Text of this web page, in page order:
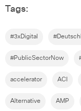
Tags:
#3xDigital
#PublicSectorNow
accelerator ACI
Alternative AMP